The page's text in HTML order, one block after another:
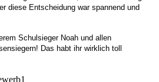
diese Entscheidung war spannend und
Schulsieger Noah und allen
Das habt ihr wirklich toll